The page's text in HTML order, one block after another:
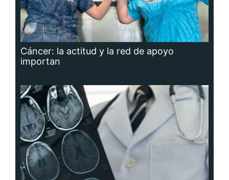
Cáncer: la actitud y la red de apoyo
importan